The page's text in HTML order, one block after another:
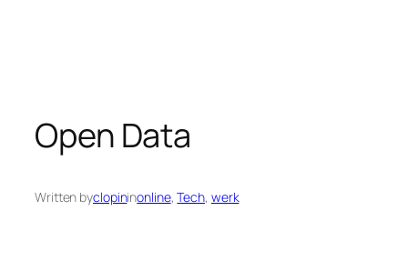
Open Data
Written byclopininonline, Tech, werk